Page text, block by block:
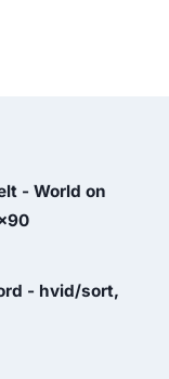
- World on
- hvid/sort,